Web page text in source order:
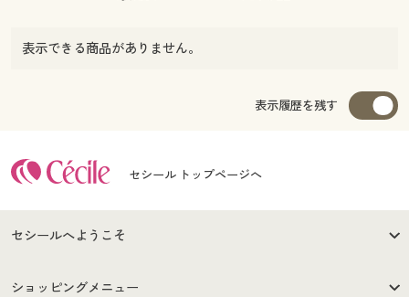
表示できる商品がありません。
表示履歴を残す
セシール トップページへ
セシールへようこそ
はじめての方へ
ショッピングメニュー